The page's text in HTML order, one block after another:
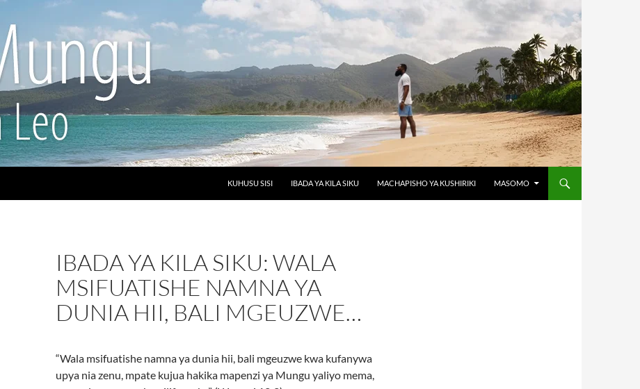
KUHUSU SISI
IBADA YA KILA SIKU MACHAPISHO YA KUSHIRIKI MASOMO
IBADA YA KILA SIKU: WALA
MSIFUATISHE NAMNA YA
DUNIA HII, BALI MGEUZWE…
“Wala msifuatishe namna ya dunia hii, bali mgeuzwe kwa kufanywa
upya nia zenu, mpate kujua hakika mapenzi ya Mungu yaliyo mema,